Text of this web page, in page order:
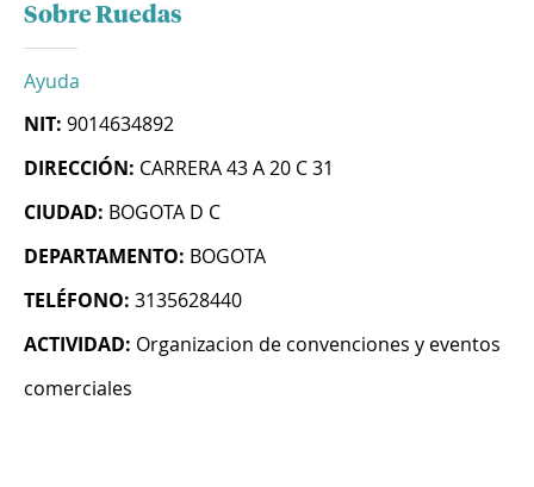
Sobre Ruedas
Ayuda
NIT: 9014634892
DIRECCIÓN: CARRERA 43 A 20 C 31
CIUDAD: BOGOTA D C
DEPARTAMENTO: BOGOTA
TELÉFONO: 3135628440
ACTIVIDAD: Organizacion de convenciones y eventos
comerciales